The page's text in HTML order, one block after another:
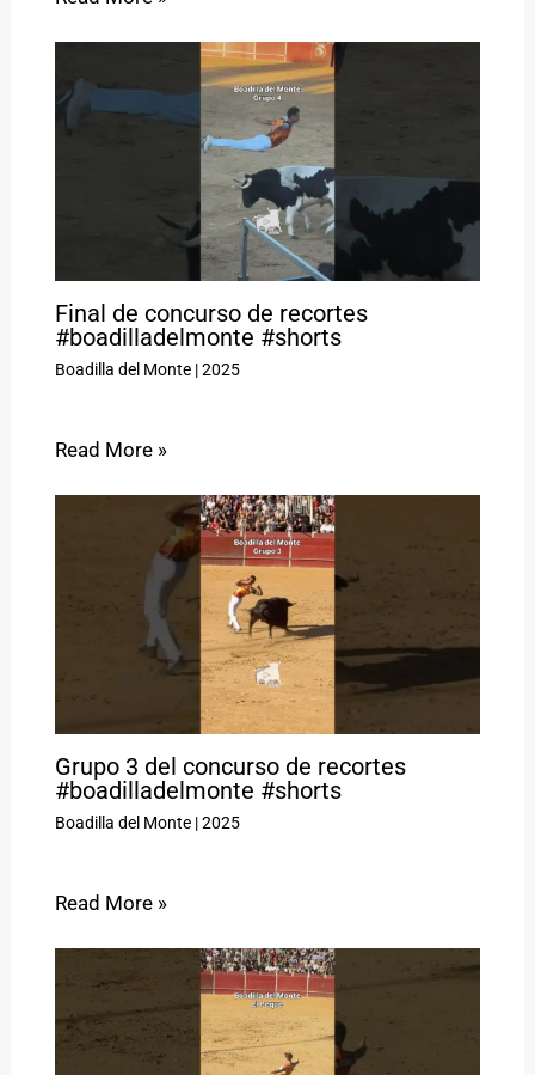
Final de concurso de recortes
#boadilladelmonte #shorts
Boadilla del Monte|2025
Read More »
Grupo 3 del concurso de recortes
#boadilladelmonte #shorts
Boadilla del Monte|2025
Read More »